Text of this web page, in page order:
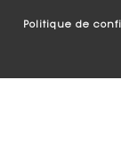
Politique de